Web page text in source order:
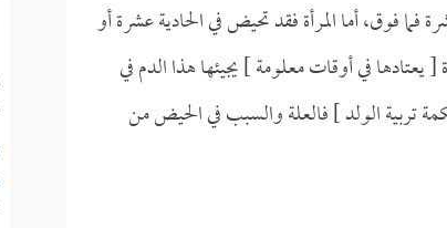
فوق، أما المرأة فقد تحيض في الحادية عشرة أو
في أوقات معلومة ] يجيئها هذا الدم في
تربية الولد ] فالعلة والسبب في الحيض من